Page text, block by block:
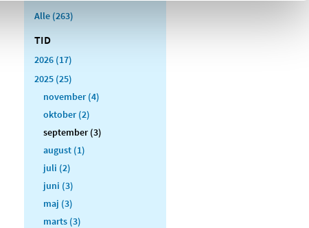
Alle (263)
TID
2026 (17)
2025 (25)
november (4)
oktober (2)
september (3)
august (1)
juli (2)
juni (3)
maj (3)
marts (3)